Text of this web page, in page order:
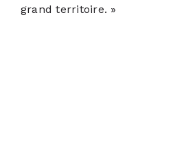
grand territoire. »